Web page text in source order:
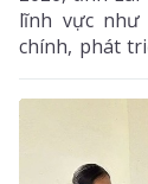
lĩnh vực như
chính, phát
Trong 6
hiện các
mẽ trong
sáng tạo và